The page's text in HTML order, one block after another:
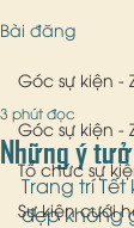
Bài đăng
Góc sự kiện -
Tổ chức sự
Sự kiện cưới
Góc sự kiện -
Những ý
3 phút đọc
Trang trí
đẹp không